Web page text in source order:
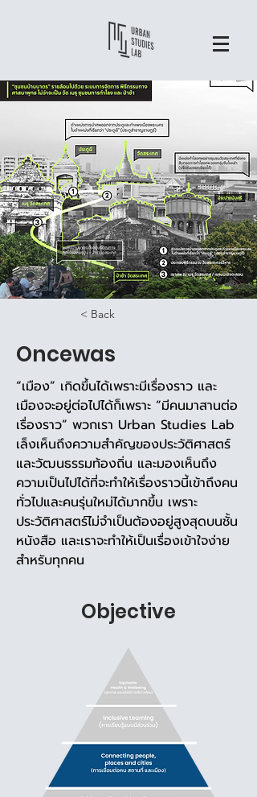
< Back
Oncewas
“เมือง” เกิดขึ้นได้เพราะมีเรื่องราว และ
เมืองจะอยู่ต่อไปได้ก็เพราะ “มีคนมาสานต่อ
เรื่องราว” พวกเรา Urban Studies Lab
เล็งเห็นถึงความสำคัญของประวัติศาสตร์
และวัฒนธรรมท้องถิ่น และมองเห็นถึง
ความเป็นไปได้ที่จะทำให้เรื่องราวนี้เข้าถึงคน
ทั่วไปและคนรุ่นใหม่ได้มากขึ้น เพราะ
ประวัติศาสตร์ไม่จำเป็นต้องอยู่สูงสุดบนชั้น
หนังสือ และเราจะทำให้เป็นเรื่องเข้าใจง่าย
สำหรับทุกคน
Objective